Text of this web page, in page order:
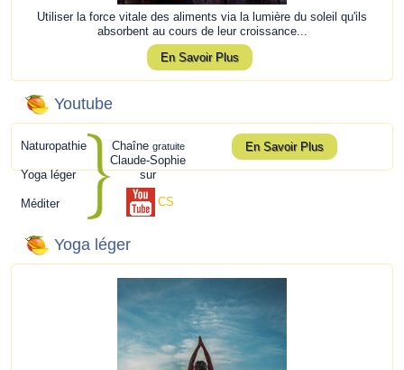
Utiliser la force vitale des aliments via la lumière du soleil qu'ils
absorbent au cours de leur croissance...
En Savoir Plus
Youtube
Naturopathie
Yoga léger
Méditer
Chaîne gratuite
Claude-Sophie
sur
CS
En Savoir Plus
Yoga léger